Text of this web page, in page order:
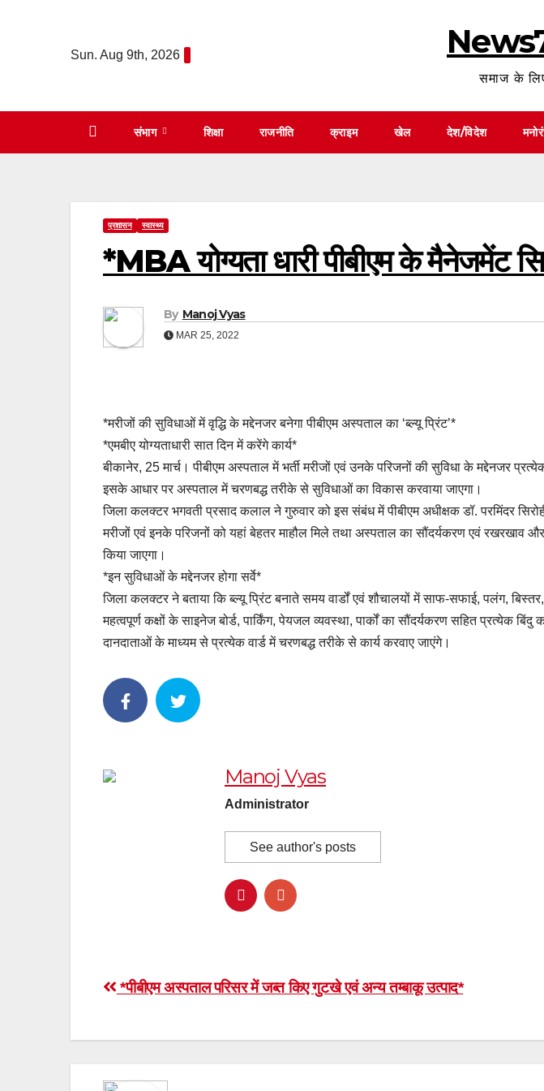
Sun. Aug 9th, 2026
समाज के
संभाग शिक्षा राजनीति क्राइम खेल देश/विदेश
प्रशासन स्वास्थ्य
*MBA योग्यता धारी पीबीएम के मैनेजमेंट
By Manoj Vyas
MAR 25, 2022
*मरीजों की सुविधाओं में वृद्धि के मद्देनजर बनेगा पीबीएम अस्पताल का ‘ब्ल्यू प्रिंट’*
*एमबीए योग्यताधारी सात दिन में करेंगे कार्य*
बीकानेर, 25 मार्च। पीबीएम अस्पताल में भर्ती मरीजों एवं उनके परिजनों की सुविधा के मद्देनजर
इसके आधार पर अस्पताल में चरणबद्ध तरीके से सुविधाओं का विकास करवाया जाएगा।
जिला कलक्टर भगवती प्रसाद कलाल ने गुरुवार को इस संबंध में पीबीएम अधीक्षक डॉ. परमिंदर
मरीजों एवं इनके परिजनों को यहां बेहतर माहौल मिले तथा अस्पताल का सौंदर्यकरण एवं रखरखाव
किया जाएगा।
*इन सुविधाओं के मद्देनजर होगा सर्वे*
जिला कलक्टर ने बताया कि ब्ल्यू प्रिंट बनाते समय वार्डों एवं शौचालयों में साफ-सफाई, पलंग, बिस्तर,
महत्वपूर्ण कक्षों के साइनेज बोर्ड, पार्किंग, पेयजल व्यवस्था, पार्कों का सौंदर्यकरण सहित प्रत्येक
दानदाताओं के माध्यम से प्रत्येक वार्ड में चरणबद्ध तरीके से कार्य करवाए जाएंगे।
Manoj Vyas
Administrator
See author's posts
Post
*पीबीएम अस्पताल परिसर में जब्त किए गुटखे एवं अन्य तम्बाकू उत्पाद*